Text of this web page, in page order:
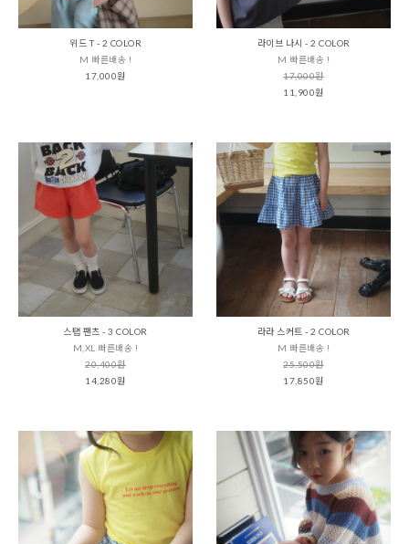
위드 T - 2 COLOR
M 빠른배송 !
17,000원
라이브 나시 - 2 COLOR
M 빠른배송 !
17,000원
11,900원
스탭 팬츠 - 3 COLOR
M,XL 빠른배송 !
20,400원
14,280원
라라 스커트 - 2 COLOR
M 빠른배송 !
25,500원
17,850원